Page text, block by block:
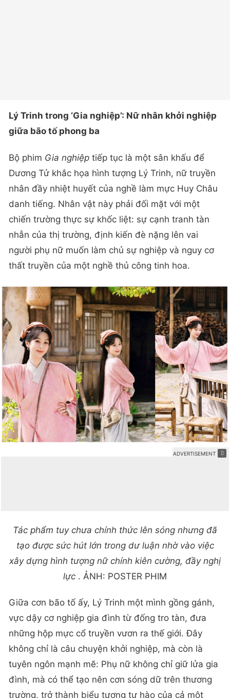
Lý Trinh trong ‘Gia nghiệp’: Nữ nhân khởi nghiệp
giữa bão tố phong ba
Bộ phim Gia nghiệp tiếp tục là một sân khấu để
Dương Tử khắc họa hình tượng Lý Trinh, nữ truyền
nhân đầy nhiệt huyết của nghề làm mực Huy Châu
danh tiếng. Nhân vật này phải đối mặt với một
chiến trường thực sự khốc liệt: sự cạnh tranh tàn
nhẫn của thị trường, định kiến đè nặng lên vai
người phụ nữ muốn làm chủ sự nghiệp và nguy cơ
thất truyền của một nghề thủ công tinh hoa.
Tác phẩm tuy chưa chính thức lên sóng nhưng đã
tạo được sức hút lớn trong dư luận nhờ vào việc
xây dựng hình tượng nữ chính kiên cường, đầy nghị
lực . ẢNH: POSTER PHIM
Giữa cơn bão tố ấy, Lý Trinh một mình gồng gánh,
vực dậy cơ nghiệp gia đình từ đống tro tàn, đưa
những hộp mực cổ truyền vươn ra thế giới. Đây
không chỉ là câu chuyện khởi nghiệp, mà còn là
tuyên ngôn mạnh mẽ: Phụ nữ không chỉ giữ lửa gia
đình, mà có thể tạo nên cơn sóng dữ trên thương
trường, trở thành biểu tượng tự hào của cả một